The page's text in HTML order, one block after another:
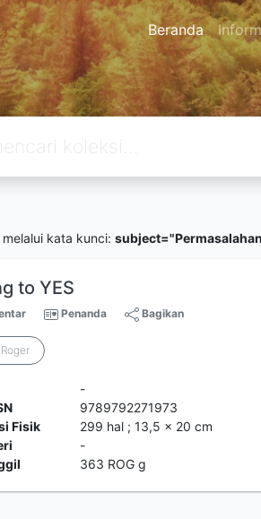
Beranda
kata kunci:
to YES
Penanda Bagikan
-
9789792271973
Fisik
299 hal ; 13,5 x 20 cm
-
363 ROG g